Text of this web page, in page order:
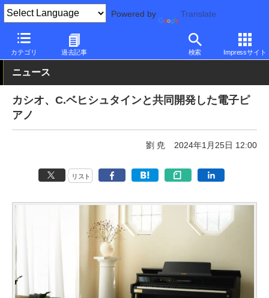
Powered by Translate
カテゴリ 過去記事 検索 Impressサイト
PC Watch 半導体/周辺機器
ニュース
カシオ、C.ベヒシュタインと共同開発した電子ピ
アノ
劉 尭 2024年1月25日 12:00
リスト